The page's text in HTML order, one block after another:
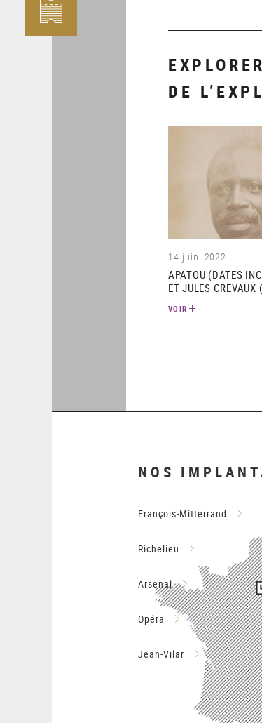
DE
14 juin. 2022
APATOU (DATES
ET JULES
VOIR
NOS
François-Mitterrand
Richelieu
Arsenal
Opéra
Jean-Vilar